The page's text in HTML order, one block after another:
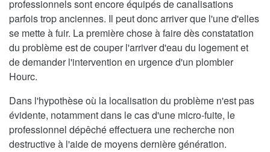
professionnels sont encore équipés de canalisations
parfois trop anciennes. Il peut donc arriver que l'une d'elles
se mette à fuir. La première chose à faire dès constatation
du problème est de couper l'arriver d'eau du logement et
de demander l'intervention en urgence d'un plombier
Hourc.
Dans l'hypothèse où la localisation du problème n'est pas
évidente, notamment dans le cas d'une micro-fuite, le
professionnel dépêché effectuera une recherche non
destructive à l'aide de moyens dernière génération.